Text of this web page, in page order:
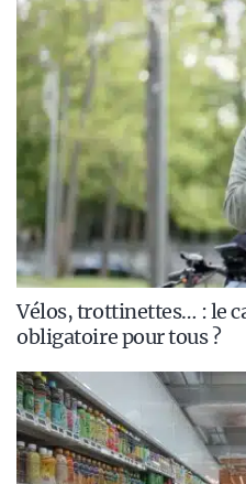
Vélos, trottinettes… : le
obligatoire pour tous ?